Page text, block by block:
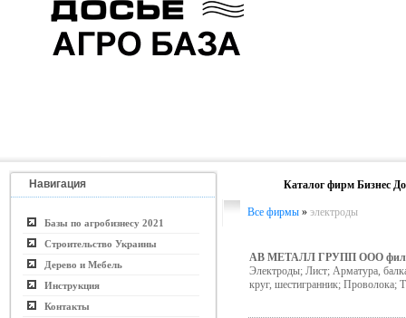
Навигация
Базы по агробизнесу 2021
Строительство Украины
Дерево и Мебель
Инструкция
Контакты
Каталог фирм Бизнес
Все фирмы » электроды
АВ МЕТАЛЛ ГРУПП ООО
Электроды; Лист; Арматура,
круг, шестигранник; Проволока;